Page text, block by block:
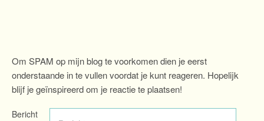
Om SPAM op mijn blog te voorkomen dien je eerst
onderstaande in te vullen voordat je kunt reageren. Hopelijk
blijf je geïnspireerd om je reactie te plaatsen!
Bericht